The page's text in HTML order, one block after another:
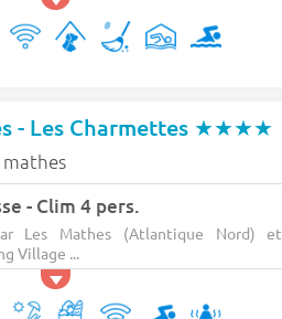
- Les Charmettes ★★★★
mathes
- Clim 4 pers.
Les Mathes (Atlantique Nord) et
Village ...